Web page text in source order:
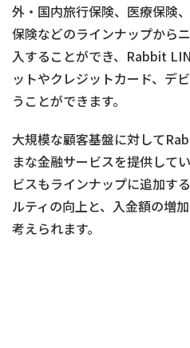
外・国内旅行保険、医療保険
保険などのラインナップから
入することができ、Rabbit
ットやクレジットカード、デ
うことができます。
大規模な顧客基盤に対して
まな金融サービスを提供して
ビスもラインナップに追加す
ルティの向上と、入金額の増
考えられます。